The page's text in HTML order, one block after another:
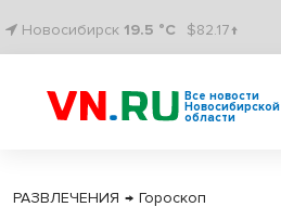
Новосибирск 19.5 °C $82.17↑
Все новости
Новосибирской
области
РАЗВЛЕЧЕНИЯ → Гороскоп